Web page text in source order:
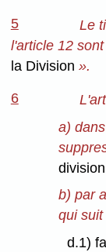
5
Le
l'article 12
la Division ».
6
a)
b) par
qui suit
d.1)